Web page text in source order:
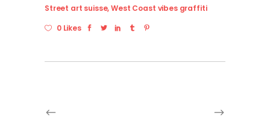
Street art suisse,West Coast vibes graffiti
0 Likes